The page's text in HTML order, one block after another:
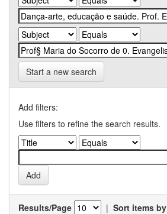
Start a new search
Add filters:
Use filters to refine the search results.
Results/Page | Sort items by